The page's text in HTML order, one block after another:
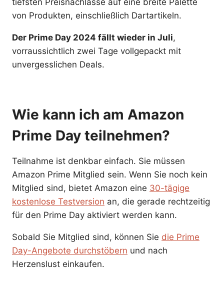
von Produkten, einschließlich Dartartikeln.
Der Prime Day 2024 fällt wieder in Juli,
vorraussichtlich zwei Tage vollgepackt mit
unvergesslichen Deals.
Wie kann ich am Amazon
Prime Day teilnehmen?
Teilnahme ist denkbar einfach. Sie müssen
Amazon Prime Mitglied sein. Wenn Sie noch kein
Mitglied sind, bietet Amazon eine 30-tägige
kostenlose Testversion an, die gerade rechtzeitig
für den Prime Day aktiviert werden kann.
Sobald Sie Mitglied sind, können Sie die Prime
Day-Angebote durchstöbern und nach
Herzenslust einkaufen.